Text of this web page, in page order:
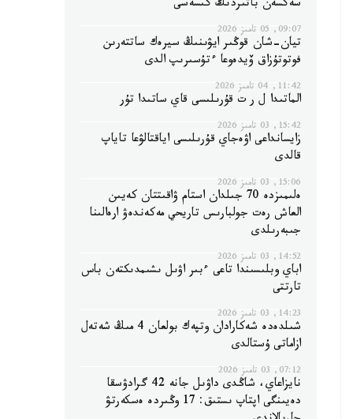
سەكسەن باتىردىڭ كىسەسى
09:07, 05 تامىز 2026
تيان-شان قوڭىر ايۋىنىڭ سيرەك ساتتەرىن
فوتوتۇزاق ۆيدەوعا ءتۇسىرىپ الدى
11:42, 04 تامىز 2026
الماتىدا ل ر ت قۇرىلىسى قاي ساتىدا تۇر
15:42, 03 تامىز 2026
زايسانداعى اۋەجاي قۇرىلىسى اياقتالۋعا تاياپ
قالدى
15:06, 03 تامىز 2026
ەلىمىزدە 70 جىلدان استام ۋاقىتتان كەيىن
العاش رەت جولبارىس تاريحي مەكەندەۋ ارەالىنا
جىبەرىلدى
14:52, 03 تامىز 2026
اباي وبلىسىندا تاعى ءبىر اۋىل ىشىمدىكتەن باس
تارتتى
14:23, 03 تامىز 2026
شىلدەدە شەكارادان وتپەك بولعان 4 مىڭ شەتەل
ازاماتى ۇستالدى
07:12, 03 تامىز 2026
نايزاعاي، شاڭدى داۋىل جانە 42 گرادۋسقا
دەيىنگى اپتاپ ىستىق: 17 وڭىردە ەسكەرتۋ